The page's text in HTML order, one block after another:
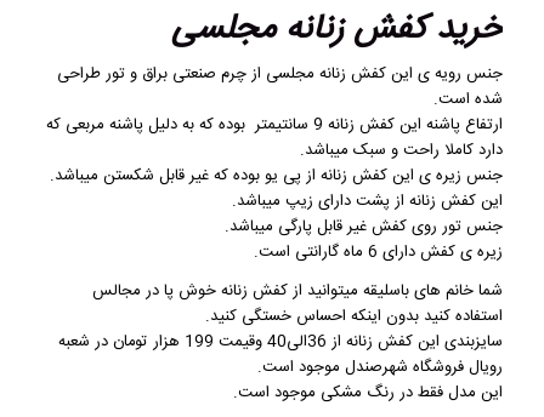
خرید کفش زنانه مجلسی
جنس رویه ی اینکفش زنانه مجلسی از چرم صنعتی براق و تور طراحی
شده است.
ارتفاع پاشنه این کفش زنانه 9 سانتیمتر بوده که به دلیل پاشنه مربعی که
دارد کاملا راحت و سبک میباشد.
جنس زیره ی اینکفش زنانهاز پی یو بوده که غیر قابل شکستن میباشد.
این کفش زنانه از پشت دارای زیپ میباشد.
جنس تور روی کفش غیر قابل پارگی میباشد.
زیره ی کفش دارای 6 ماه گارانتی است.
شما خانم های باسلیقه میتوانید از کفش زنانه خوش پا در مجالس
استفاده کنید بدون اینکه احساس خستگی کنید.
سایزبندی اینکفش زنانه
از 36الی40 وقیمت 199 هزار تومان در شعبه
رویال فروشگاه شهرصندل موجود است.
این مدل فقط در رنگ مشکی موجود است.